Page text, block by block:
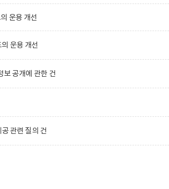
운용 개선
운용 개선
공개에 관한 건
관련 질의 건